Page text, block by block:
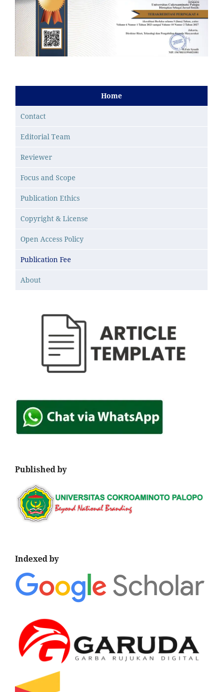
Home
Contact
Editorial Team
Reviewer
Focus and Scope
Publication Ethics
Copyright & License
Open Access Policy
Publication Fee
About
Published by
Indexed by